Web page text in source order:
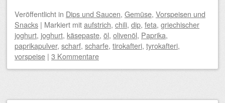
Veröffentlicht in Dips und Saucen, Gemüse, Vorspeisen und
Snacks | Markiert mitaufstrich, chili, dip, feta, griechischer
joghurt, joghurt, käsepaste, öl, olivenöl, Paprika,
paprikapulver, scharf, scharfe, tirokafteri, tyrokafteri,
vorspeise | 3 Kommentare